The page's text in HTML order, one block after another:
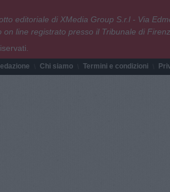
editoriale di XMedia Group S.r.l - Via
on line registrato presso il Tribunale di
Chi siamo Termini e condizioni